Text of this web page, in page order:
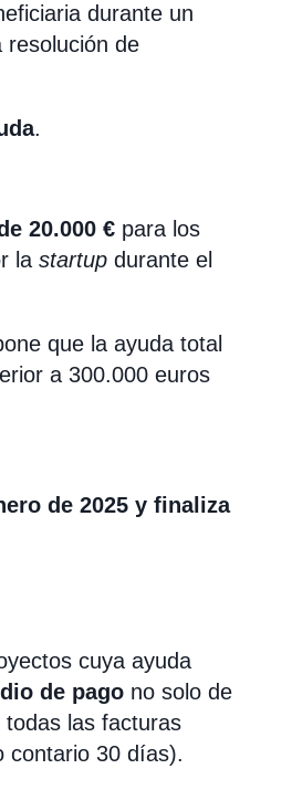
durante un
de
.
20.000 €para los
la startup durante el
que la ayuda total
a 300.000 euros
de 2025 y finaliza
cuya ayuda
de pagono solo de
todas las facturas
contario 30 días).